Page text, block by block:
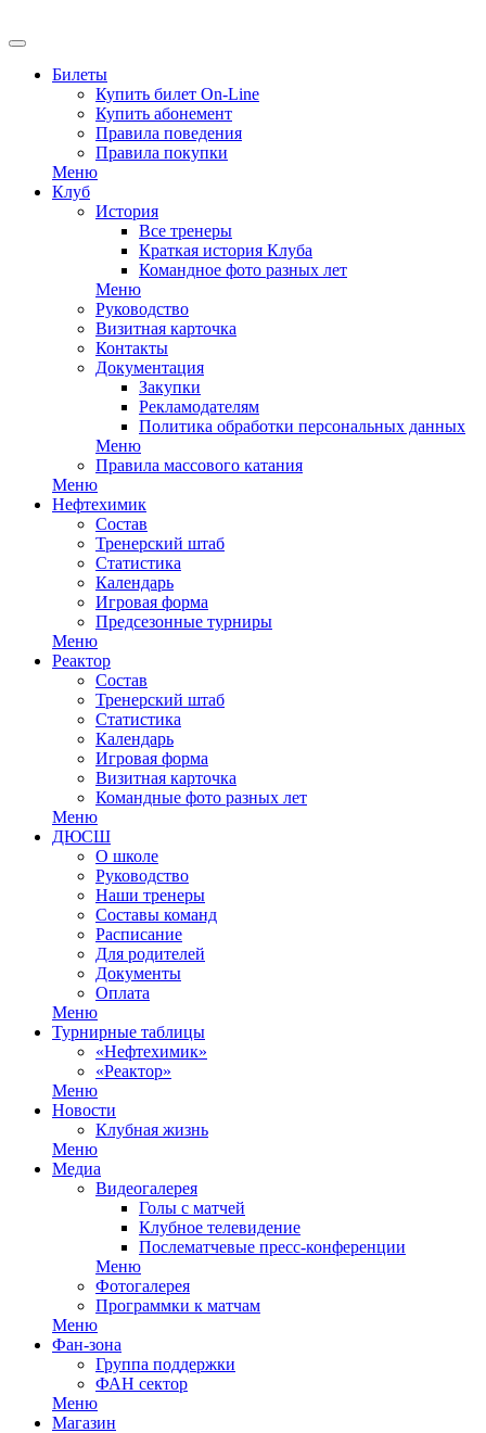
Билеты
Купить билет On-Line
Купить абонемент
Правила поведения
Правила покупки
Меню
Клуб
История
Все тренеры
Краткая история Клуба
Командное фото разных лет
Меню
Руководство
Визитная карточка
Контакты
Документация
Закупки
Рекламодателям
Политика обработки персональных данных
Меню
Правила массового катания
Меню
Нефтехимик
Состав
Тренерский штаб
Статистика
Календарь
Игровая форма
Предсезонные турниры
Меню
Реактор
Состав
Тренерский штаб
Статистика
Календарь
Игровая форма
Визитная карточка
Командные фото разных лет
Меню
ДЮСШ
О школе
Руководство
Наши тренеры
Составы команд
Расписание
Для родителей
Документы
Оплата
Меню
Турнирные таблицы
«Нефтехимик»
«Реактор»
Меню
Новости
Клубная жизнь
Меню
Медиа
Видеогалерея
Голы с матчей
Клубное телевидение
Послематчевые пресс-конференции
Меню
Фотогалерея
Программки к матчам
Меню
Фан-зона
Группа поддержки
ФАН сектор
Меню
Магазин